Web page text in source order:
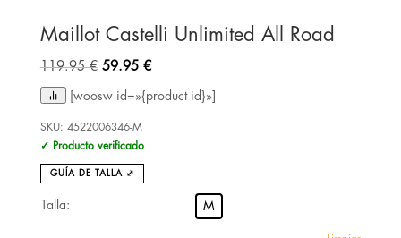
Maillot Castelli Unlimited All Road
119.95 € El
original
era:
119.95 €.
59.95 €El
[woosw id=»{product id}»]
SKU: 4522006346-M
✓ Producto verificado
GUÍA DE TALLA ⤢
Talla: M